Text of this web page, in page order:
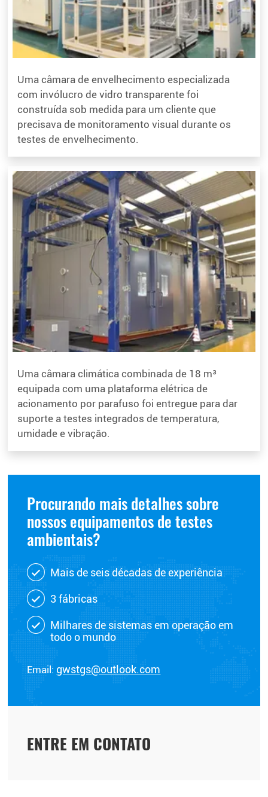
Uma câmara de envelhecimento especializada
com invólucro de vidro transparente foi
construída sob medida para um cliente que
precisava de monitoramento visual durante os
testes de envelhecimento.
Uma câmara climática combinada de 18 m³
equipada com uma plataforma elétrica de
acionamento por parafuso foi entregue para dar
suporte a testes integrados de temperatura,
umidade e vibração.
Procurando mais detalhes sobre
nossos equipamentos de testes
ambientais?
Mais de seis décadas de experiência
3 fábricas
Milhares de sistemas em operação em
todo o mundo
Email: gwstgs@outlook.com
ENTRE EM CONTATO